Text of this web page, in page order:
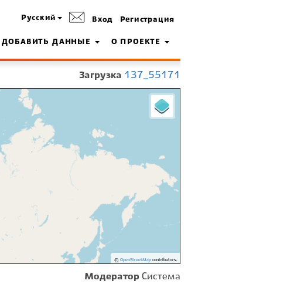
Русский Вход Регистрация
ДОБАВИТЬ ДАННЫЕ О ПРОЕКТЕ
Загрузка 137_55171
© OpenStreetMapcontributors.
Модератор Система